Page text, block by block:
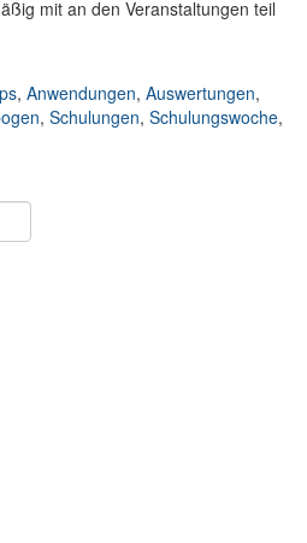
mit an den Veranstaltungen teil
die Ergebnisse der
, Anwendungen, Auswertungen,
, Schulungen, Schulungswoche,